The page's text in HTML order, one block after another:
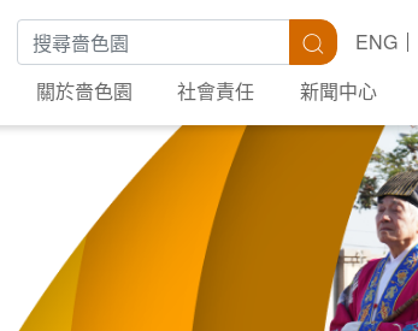
搜尋關鍵字 搜尋ENG
關於嗇色園
社會責任 新聞中心